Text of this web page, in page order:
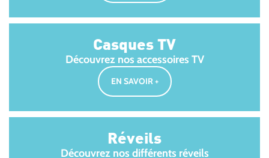
Casques TV
Découvrez nos accessoires TV
EN SAVOIR +
Réveils
Découvrez nos différents réveils